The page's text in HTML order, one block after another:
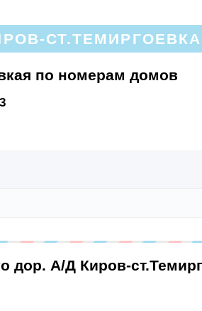
по номерам домов
дор. А/Д Киров-